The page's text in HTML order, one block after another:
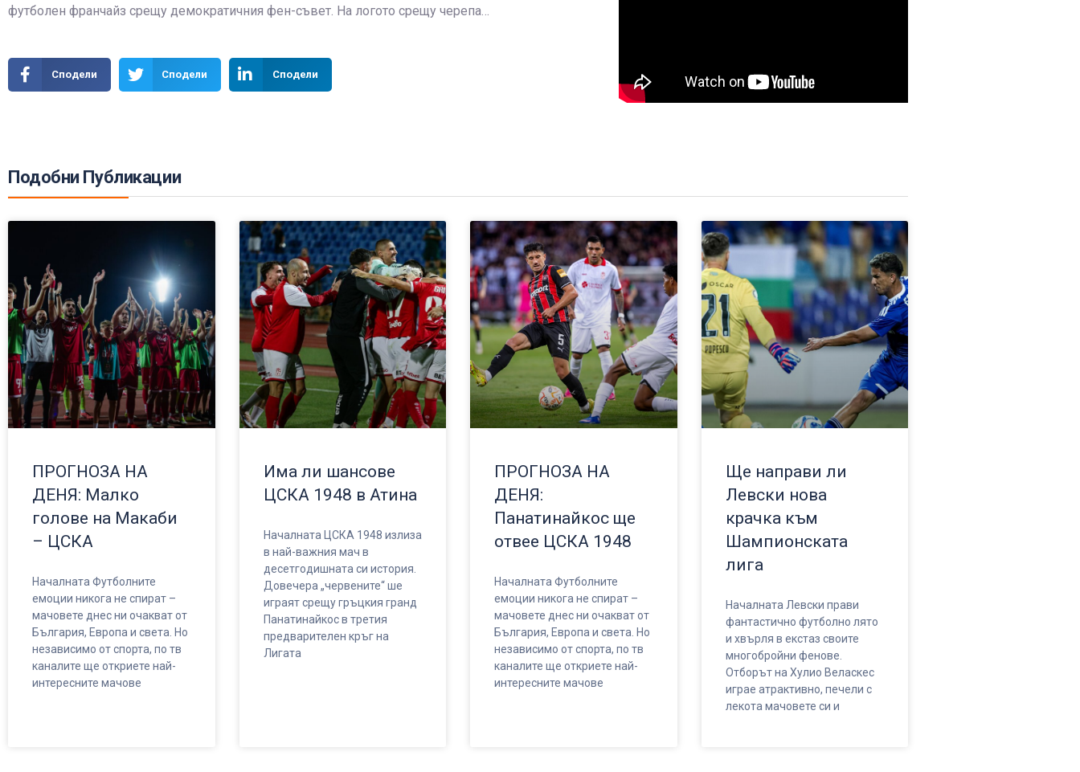
футболен франчайз срещу демократичния фен-съвет. На логото срещу черепа…
Сподели Сподели Сподели
Подобни Публикации
ПРОГНОЗА НА
ДЕНЯ: Малко
голове на Макаби
– ЦСКА
Началната Футболните
емоции никога не спират –
мачовете днес ни очакват от
България, Европа и света. Но
независимо от спорта, по тв
каналите ще откриете най-
интересните мачове
Има ли шансове
ЦСКА 1948 в Атина
Началната ЦСКА 1948 излиза
в най-важния мач в
десетгодишната си история.
Довечера „червените“ ше
играят срещу гръцкия гранд
Панатинайкос в третия
предварителен кръг на
Лигата
ПРОГНОЗА НА
ДЕНЯ:
Панатинайкос ще
отвее ЦСКА 1948
Началната Футболните
емоции никога не спират –
мачовете днес ни очакват от
България, Европа и света. Но
независимо от спорта, по тв
каналите ще откриете най-
интересните мачове
Ще направи ли
Левски нова
крачка към
Шампионската
лига
Началната Левски прави
фантастично футболно лято
и хвърля в екстаз своите
многобройни фенове.
Отборът на Хулио Веласкес
играе атрактивно, печели с
лекота мачовете си и